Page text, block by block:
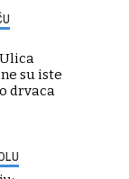
su iste
drvaca